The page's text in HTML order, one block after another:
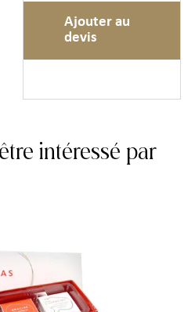
Ajouter au
devis
intéressé par